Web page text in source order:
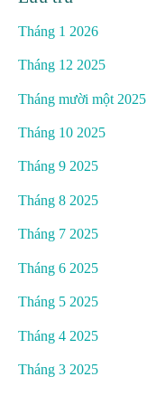
Tháng 1 2026
Tháng 12 2025
Tháng mười một 2025
Tháng 10 2025
Tháng 9 2025
Tháng 8 2025
Tháng 7 2025
Tháng 6 2025
Tháng 5 2025
Tháng 4 2025
Tháng 3 2025